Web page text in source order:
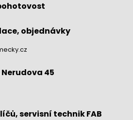
objednávky
45
servisní technik FAB